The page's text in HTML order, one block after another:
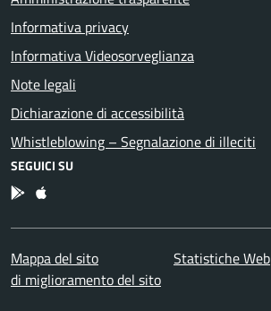
Informativa privacy
Informativa Videosorveglianza
Note legali
Dichiarazione di accessibilità
Whistleblowing – Segnalazione di illeciti
SEGUICI SU
App Android
App IOS
Mappa del sito Statistiche Web
di miglioramento del sito